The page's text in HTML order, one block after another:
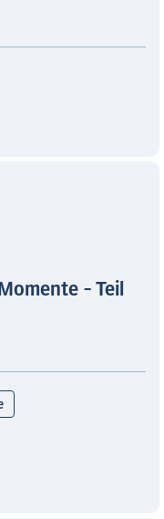
- Teil